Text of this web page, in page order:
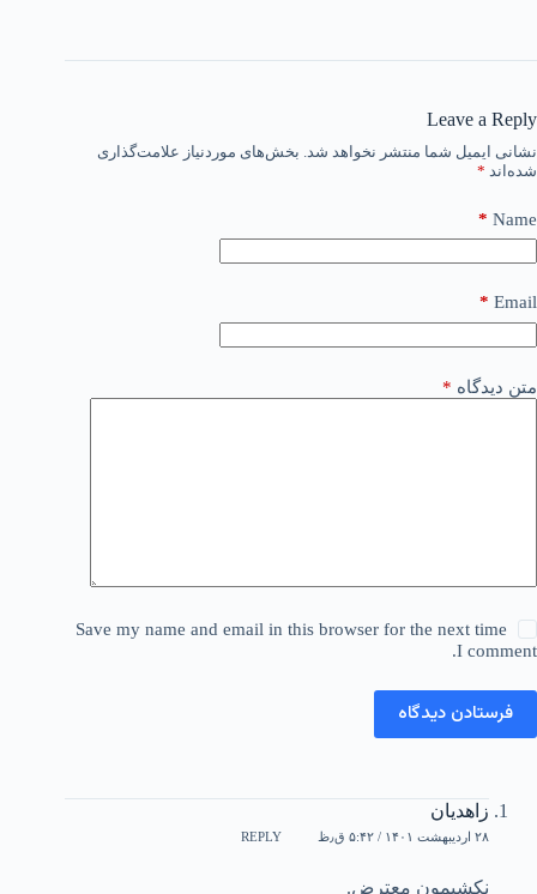
Leave a Reply
نشانی ایمیل شما منتشر نخواهد شد. بخش‌های موردنیاز علامت‌گذاری
شده‌اند *
Name
*
Email
*
متن دیدگاه *
Save my name and email in this browser for the next time
I comment.
فرستادن دیدگاه
زاهدیان
۲۸ اردیبهشت ۱۴۰۱ / ۵:۴۲ ق٫ظ REPLY
نکشیمون معترض.